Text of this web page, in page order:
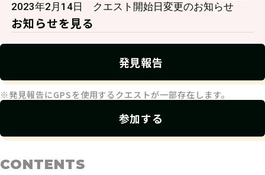
2023年2月14日 クエスト開始日変更のお知らせ
お知らせを見る
発見報告
※発見報告にGPSを使用するクエストが一部存在します。
参加する
CONTENTS